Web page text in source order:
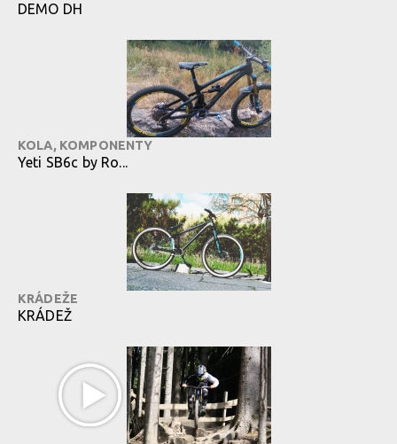
DEMO DH
KOLA, KOMPONENTY
Yeti SB6c by Ro...
KRÁDEŽE
KRÁDEŽ